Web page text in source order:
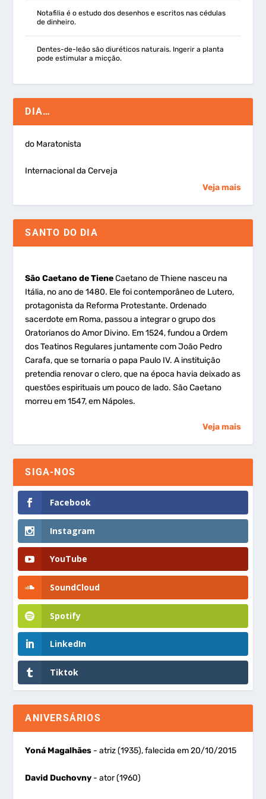
Notafilia é o estudo dos desenhos e escritos nas cédulas
de dinheiro.
Dentes-de-leão são diuréticos naturais. Ingerir a planta
pode estimular a micção.
DIA…
do Maratonista
Internacional da Cerveja
Veja mais
SANTO DO DIA
São Caetano de TieneCaetano de Thiene nasceu na
Itália, no ano de 1480. Ele foi contemporâneo de Lutero,
protagonista da Reforma Protestante. Ordenado
sacerdote em Roma, passou a integrar o grupo dos
Oratorianos do Amor Divino. Em 1524, fundou a Ordem
dos Teatinos Regulares juntamente com João Pedro
Carafa, que se tornaria o papa Paulo IV. A instituição
pretendia renovar o clero, que na época havia deixado as
questões espirituais um pouco de lado. São Caetano
morreu em 1547, em Nápoles.
Veja mais
SIGA-NOS
Facebook
Instagram
YouTube
SoundCloud
Spotify
LinkedIn
Tiktok
ANIVERSÁRIOS
Yoná Magalhães - atriz (1935), falecida em 20/10/2015
David Duchovny - ator (1960)